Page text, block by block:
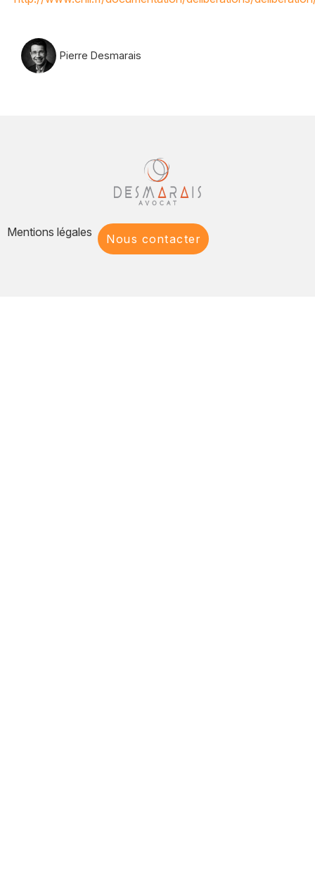
Pierre Desmarais
Mentions légales Nous contacter